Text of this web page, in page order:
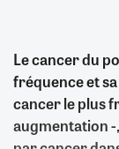
Le cancer du
fréquence et
cancer le plus
augmentation -